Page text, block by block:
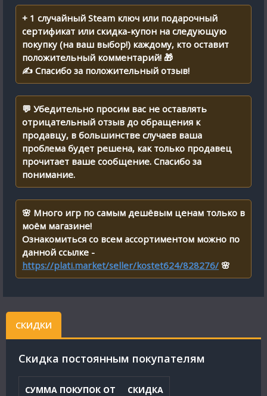
+ 1 случайный Steam ключ или подарочный
сертификат или скидка-купон на следующую
покупку (на ваш выбор!) каждому, кто оставит
положительный комментарий! 🎁
✍ Спасибо за положительный отзыв!
💬 Убедительно просим вас не оставлять
отрицательный отзыв до обращения к
продавцу, в большинстве случаев ваша
проблема будет решена, как только продавец
прочитает ваше сообщение. Спасибо за
понимание.
🌸 Много игр по самым дешёвым ценам только в
моём магазине!
Ознакомиться со всем ассортиментом можно по
данной ссылке -
https://plati.market/seller/kostet624/828276/ 🌸
СКИДКИ
Cкидка постоянным покупателям
СУММА ПОКУПОК ОТ СКИДКА